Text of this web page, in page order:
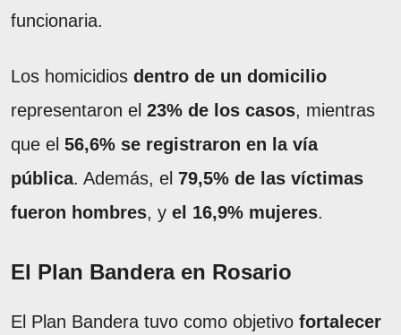
funcionaria.
Los homicidios dentro de un domicilio
representaron el 23% de los casos, mientras
que el 56,6% se registraron en la vía
pública. Además, el 79,5% de las víctimas
fueron hombres, y el 16,9% mujeres.
El Plan Bandera en Rosario
El Plan Bandera tuvo como objetivo fortalecer